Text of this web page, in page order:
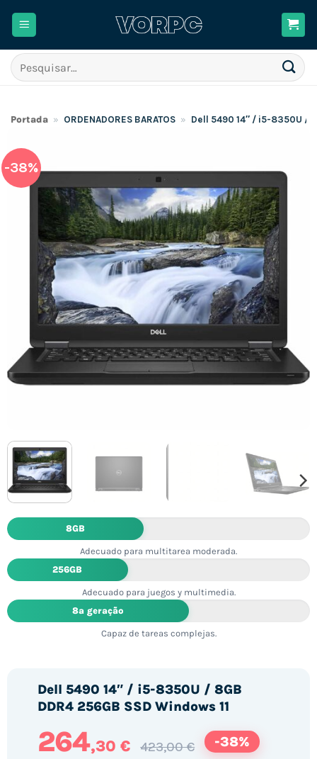
Pesquisar
por:
Portada » ORDENADORES BARATOS » Dell 5490 14″ / i5-8350U /
-38%
8GB
Adecuado para multitarea moderada.
256GB
Adecuado para juegos y multimedia.
8ª geração
Capaz de tareas complejas.
Dell 5490 14″ / i5-8350U / 8GB
DDR4 256GB SSD Windows 11
264,30 € 423,00 € -38%